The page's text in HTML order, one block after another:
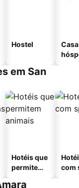
Hostel
em San
Hotéis que
permitem
com